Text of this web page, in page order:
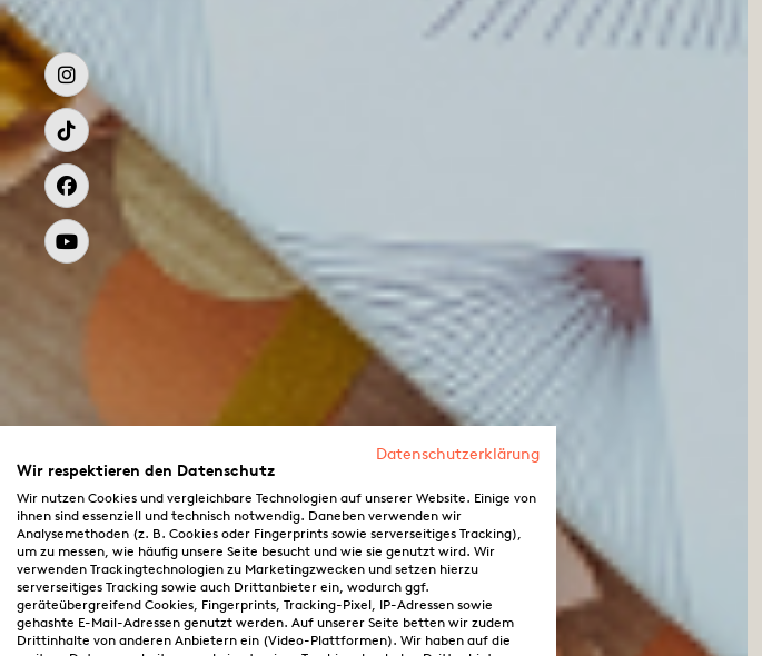
Datenschutzerklärung
Wir respektieren den Datenschutz
Wir nutzen Cookies und vergleichbare Technologien auf unserer Website. Einige von
ihnen sind essenziell und technisch notwendig. Daneben verwenden wir
Analysemethoden (z. B. Cookies oder Fingerprints sowie serverseitiges Tracking),
um zu messen, wie häufig unsere Seite besucht und wie sie genutzt wird. Wir
verwenden Trackingtechnologien zu Marketingzwecken und setzen hierzu
serverseitiges Tracking sowie auch Drittanbieter ein, wodurch ggf.
geräteübergreifend Cookies, Fingerprints, Tracking-Pixel, IP-Adressen sowie
gehashte E-Mail-Adressen genutzt werden. Auf unserer Seite betten wir zudem
Drittinhalte von anderen Anbietern ein (Video-Plattformen). Wir haben auf die